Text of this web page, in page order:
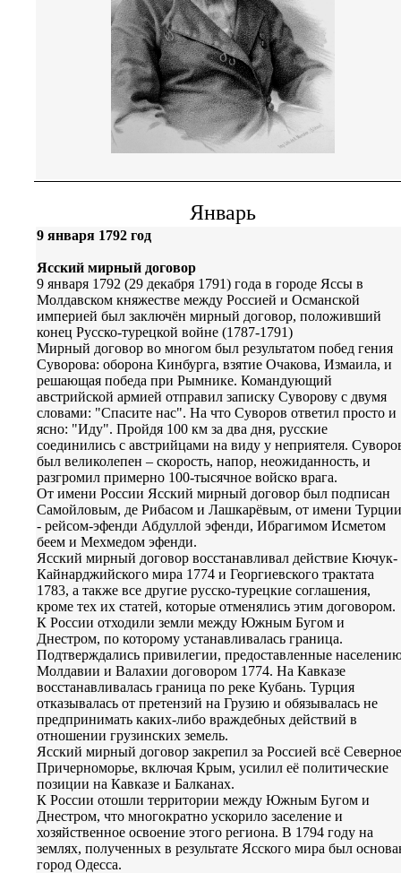
Январь
9 января 1792 год
Ясский мирный договор
9 января 1792 (29 декабря 1791) года в городе Яссы в
Молдавском княжестве между Россией и Османской
империей был заключён мирный договор, положивший
конец Русско-турецкой войне (1787-1791)
Мирный договор во многом был результатом побед гения
Суворова: оборона Кинбурга, взятие Очакова, Измаила, и
решающая победа при Рымнике. Командующий
австрийской армией отправил записку Суворову с двумя
словами: "Спасите нас". На что Суворов ответил просто и
ясно: "Иду". Пройдя 100 км за два дня, русские
соединились с австрийцами на виду у неприятеля.
был великолепен – скорость, напор, неожиданность, и
разгромил примерно 100-тысячное войско врага.
От имени России Ясский мирный договор был подписан
Самойловым, де Рибасом и Лашкарёвым, от имени Турции
- рейсом-эфенди Абдуллой эфенди, Ибрагимом Исметом
беем и Мехмедом эфенди.
Ясский мирный договор восстанавливал действие Кючук-
Кайнарджийского мира 1774 и Георгиевского трактата
1783, а также все другие русско-турецкие соглашения,
кроме тех их статей, которые отменялись этим договором.
К России отходили земли между Южным Бугом и
Днестром, по которому устанавливалась граница.
Подтверждались привилегии, предоставленные
Молдавии и Валахии договором 1774. На Кавказе
восстанавливалась граница по реке Кубань. Турция
отказывалась от претензий на Грузию и обязывалась не
предпринимать каких-либо враждебных действий в
отношении грузинских земель.
Ясский мирный договор закрепил за Россией всё Северное
Причерноморье, включая Крым, усилил её политические
позиции на Кавказе и Балканах.
К России отошли территории между Южным Бугом и
Днестром, что многократно ускорило заселение и
хозяйственное освоение этого региона. В 1794 году на
землях, полученных в результате Ясского мира был
город Одесса.